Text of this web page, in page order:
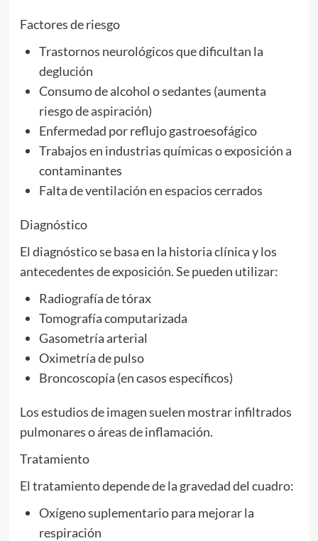
Factores de riesgo
Trastornos neurológicos que dificultan la
deglución
Consumo de alcohol o sedantes (aumenta
riesgo de aspiración)
Enfermedad por reflujo gastroesofágico
Trabajos en industrias químicas o exposición a
contaminantes
Falta de ventilación en espacios cerrados
Diagnóstico
El diagnóstico se basa en la historia clínica y los
antecedentes de exposición. Se pueden utilizar:
Radiografía de tórax
Tomografía computarizada
Gasometría arterial
Oximetría de pulso
Broncoscopía (en casos específicos)
Los estudios de imagen suelen mostrar infiltrados
pulmonares o áreas de inflamación.
Tratamiento
El tratamiento depende de la gravedad del cuadro:
Oxígeno suplementario para mejorar la
respiración